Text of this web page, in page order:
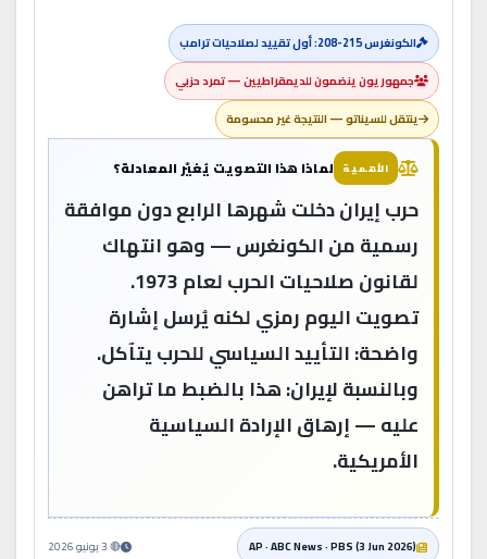
الكونغرس 215-208: أول تقييد لصلاحيات ترامب
جمهوريون ينضمون للديمقراطيين — تمرد حزبي
ينتقل للسيناتو — النتيجة غير محسومة
الأهمية لماذا هذا التصويت يُغيّر المعادلة؟
حرب إيران دخلت شهرها الرابع دون موافقة
رسمية من الكونغرس — وهو انتهاك
لقانون صلاحيات الحرب لعام 1973.
تصويت اليوم رمزي لكنه يُرسل إشارة
واضحة: التأييد السياسي للحرب يتآكل.
وبالنسبة لإيران: هذا بالضبط ما تراهن
عليه — إرهاق الإرادة السياسية
الأمريكية.
AP · ABC News · PBS (3 Jun 2026) 🔴 3 يونيو 2026